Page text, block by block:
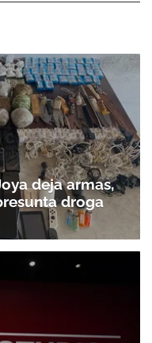
boletín.
ACEPTAR
deja armas,
droga